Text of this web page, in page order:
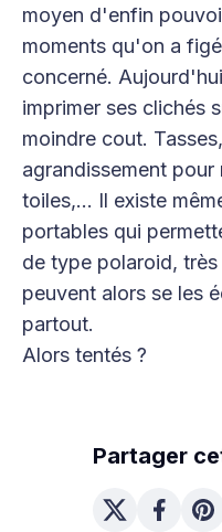
moyen d'enfin
moments qu'on a
concerné.
imprimer ses clichés
moindre cout.
agrandissement
toiles,... Il existe
portables qui
de type polaroid,
peuvent alors se les
partout.
Alors tentés ?
Partager